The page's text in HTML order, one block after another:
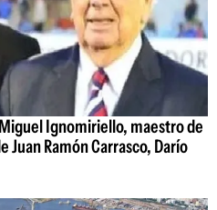
Ignomiriello, maestro de
Ramón Carrasco, Darío